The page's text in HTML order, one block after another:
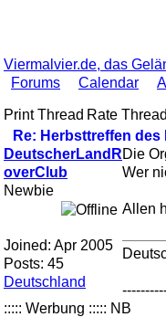
Viermalvier.de, das
Forums
Calendar
Print Thread Rate Thread
Re: Herbsttreffen des
DeutscherLandR
overClub
Newbie
Joined: Apr 2005
Posts: 45
Deutschland
Die
Wer
Allen
::::: Werbung ::::: NB